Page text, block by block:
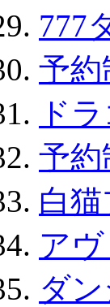
777
予
ド
予
白
ア
ダ